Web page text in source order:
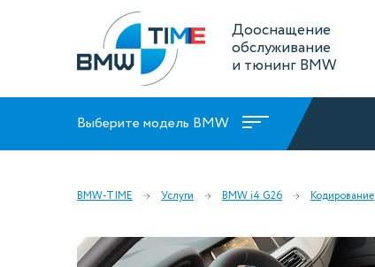
Дооснащение
обслуживание
и тюнинг BMW
Выберите модель BMW
BMW-TIME Услуги BMW i4 G26 Кодирование